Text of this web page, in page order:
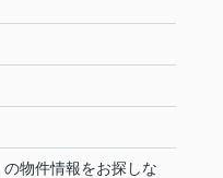
の物件情報をお探しな